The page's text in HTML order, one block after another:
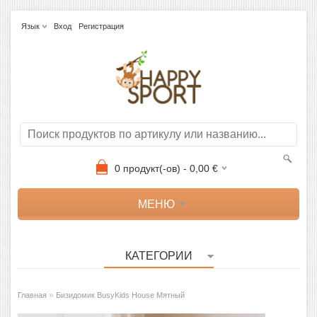
Язык Вход Регистрация
0 продукт(-ов) - 0,00 €
МЕНЮ
КАТЕГОРИИ
Главная » Бизидомик BusyKids House Мятный